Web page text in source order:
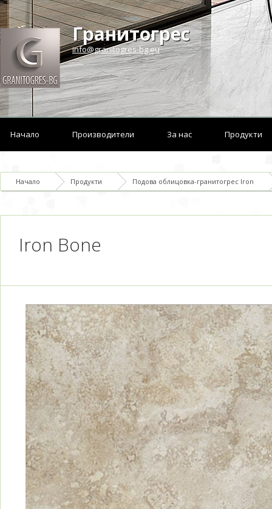
Гранитогрес
info@granitogres-bg.eu
Начало Производители За нас Продукти
Начало Продукти Подова облицовка-гранитогрес Iron
Iron Bone